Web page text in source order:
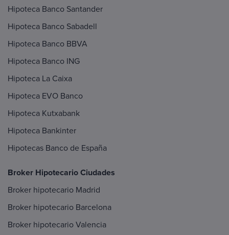
Hipoteca Banco Santander
Hipoteca Banco Sabadell
Hipoteca Banco BBVA
Hipoteca Banco ING
Hipoteca La Caixa
Hipoteca EVO Banco
Hipoteca Kutxabank
Hipoteca Bankinter
Hipotecas Banco de España
Broker Hipotecario Ciudades
Broker hipotecario Madrid
Broker hipotecario Barcelona
Broker hipotecario Valencia